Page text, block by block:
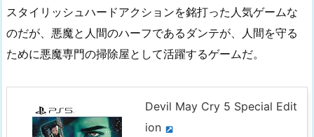
スタイリッシュハードアクションを銘打った人気ゲームな
のだが、悪魔と人間のハーフであるダンテが、人間を守る
ために悪魔専門の掃除屋として活躍するゲームだ。
Devil May Cry 5 Special Edit
ion